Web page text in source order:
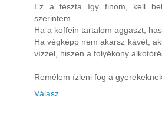
Ez a tészta így finom, kell
szerintem.
Ha a koffein tartalom aggaszt,
Ha végképp nem akarsz kávét,
vízzel, hiszen a folyékony
Remélem ízleni fog a
Válasz